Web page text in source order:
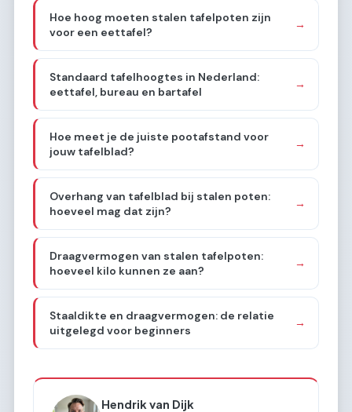
Hoe hoog moeten stalen tafelpoten zijn
voor een eettafel?
→
Standaard tafelhoogtes in Nederland:
eettafel, bureau en bartafel
→
Hoe meet je de juiste pootafstand voor
jouw tafelblad?
→
Overhang van tafelblad bij stalen poten:
hoeveel mag dat zijn?
→
Draagvermogen van stalen tafelpoten:
hoeveel kilo kunnen ze aan?
→
Staaldikte en draagvermogen: de relatie
uitgelegd voor beginners
→
Hendrik van Dijk